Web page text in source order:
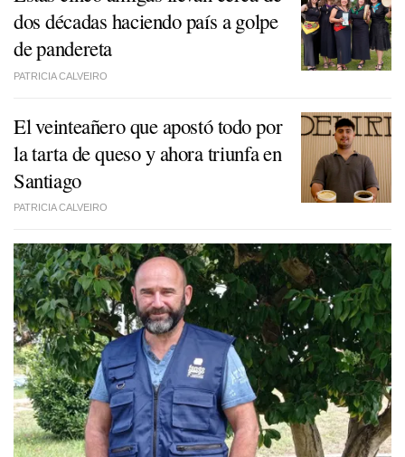
dos décadas haciendo país a golpe
de pandereta
PATRICIA CALVEIRO
El veinteañero que apostó todo por
la tarta de queso y ahora triunfa en
Santiago
PATRICIA CALVEIRO